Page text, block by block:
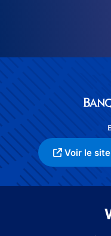
Voir le